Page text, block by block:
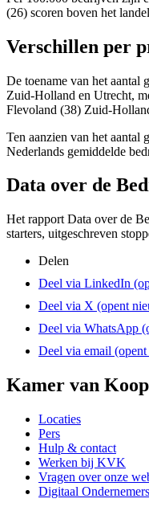
(26) scoren boven het
Verschillen per
De toename van het aantal
Zuid-Holland en Utrecht,
Flevoland (38) Zuid-
Ten aanzien van het aantal
Nederlands gemiddelde
Data over de
Het rapport Data over de
starters, uitgeschreven
Delen
Deel via LinkedIn
Deel via X (opent
Deel via WhatsApp
Deel via email
Kamer van
Locaties
Pers
Hulp & contact
Werken bij KVK
Vragen over onze
Digitaal